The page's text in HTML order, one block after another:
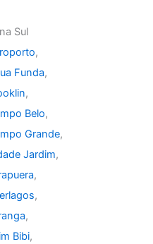
Sul
,
Funda,
,
Belo,
Grande,
Jardim,
,
,
,
Bibi,